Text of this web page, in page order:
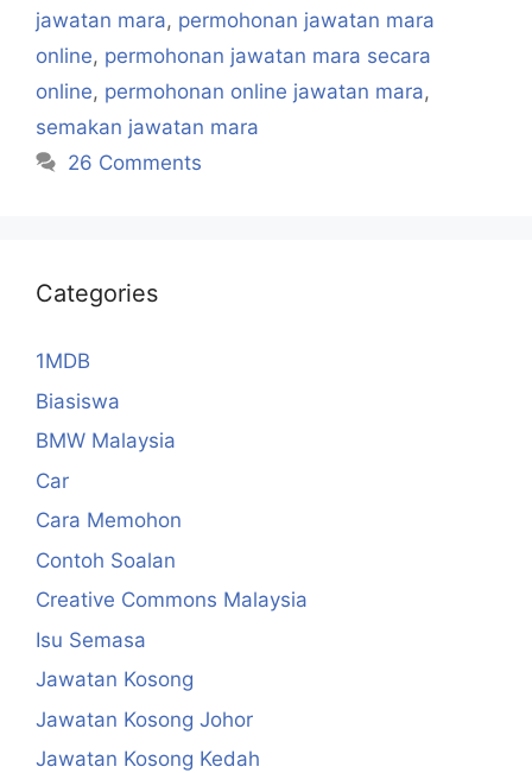
jawatan mara, permohonan jawatan mara
online, permohonan jawatan mara secara
online, permohonan online jawatan mara,
semakan jawatan mara
26 Comments
Categories
1MDB
Biasiswa
BMW Malaysia
Car
Cara Memohon
Contoh Soalan
Creative Commons Malaysia
Isu Semasa
Jawatan Kosong
Jawatan Kosong Johor
Jawatan Kosong Kedah